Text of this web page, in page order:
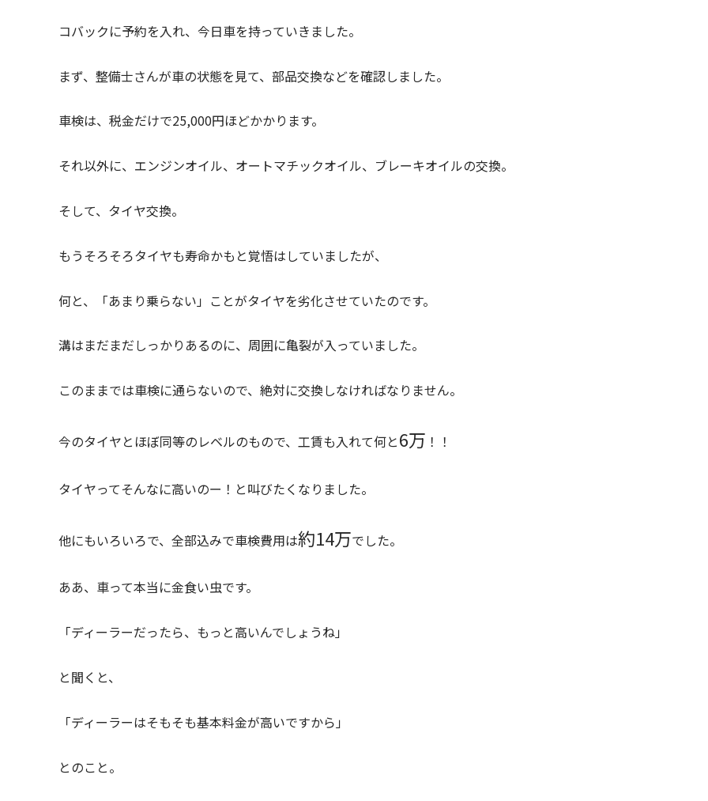
コバックに予約を入れ、今日車を持っていきました。
まず、整備士さんが車の状態を見て、部品交換などを確認しました。
車検は、税金だけで25,000円ほどかかります。
それ以外に、エンジンオイル、オートマチックオイル、ブレーキオイルの交換。
そして、タイヤ交換。
もうそろそろタイヤも寿命かもと覚悟はしていましたが、
何と、「あまり乗らない」ことがタイヤを劣化させていたのです。
溝はまだまだしっかりあるのに、周囲に亀裂が入っていました。
このままでは車検に通らないので、絶対に交換しなければなりません。
今のタイヤとほぼ同等のレベルのもので、工賃も入れて何と6万 ！！
タイヤってそんなに高いのー！と叫びたくなりました。
他にもいろいろで、全部込みで車検費用は約14万でした。
ああ、車って本当に金食い虫です。
「ディーラーだったら、もっと高いんでしょうね」
と聞くと、
「ディーラーはそもそも基本料金が高いですから」
とのこと。